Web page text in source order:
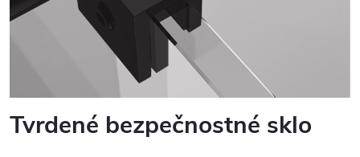
Tvrdené bezpečnostné sklo